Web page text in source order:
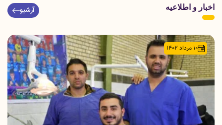
اخبار و اطلاعیه آرشیو
۱۰ مرداد ۱۴۰۲